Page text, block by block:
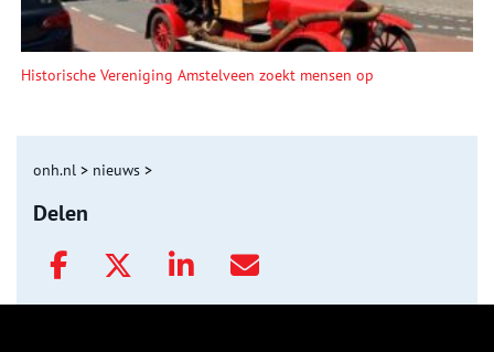
Historische Vereniging Amstelveen zoekt mensen op
onh.nl > nieuws >
Delen